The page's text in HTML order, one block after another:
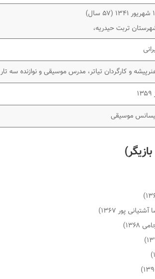
سال)
تربت حیدریه،
و کارگردان تیاتر، مدرس موسیقی و نوازنده سه تار
موسیقی
پور ۱۳۶۷)